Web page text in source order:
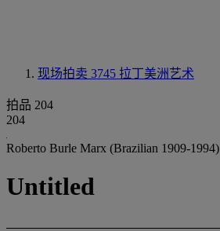
现场拍卖 3745 拉丁美洲艺术
拍品 204
204
Roberto Burle Marx (Brazilian 1909-1994)
Untitled